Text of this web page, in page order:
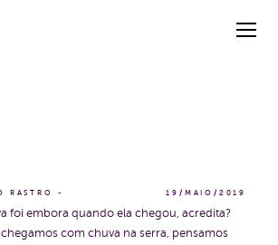
RASTRO 19/MAIO/2019
foi embora quando ela chegou, acredita?
chegamos com chuva na serra, pensamos